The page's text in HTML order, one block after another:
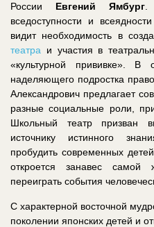
России Евгений Ямбург.
вседоступности и
видит необходимость в
театра и участия в
«культурной прививке». В
наделяющего подростка
Александрович предлагает
разные социальные роли,
Школьный театр призван
источнику истинного
пробудить современных
откроется занавес самой
переиграть события
С характерной восточной
поколении японских детей и